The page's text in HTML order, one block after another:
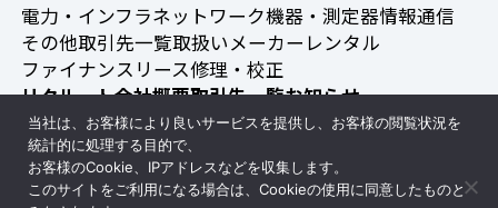
電力・インフラネットワーク機器・測定器情報通信
その他取引先一覧取扱いメーカー レンタル
ファイナンスリース修理・校正
リクルート会社概要取引先一覧お知らせ
プライバシーポリシー
当社は、お客様により良いサービスを提供し、お客様の閲覧状況を
統計的に処理する目的で、
お客様のCookie、IPアドレスなどを収集します。
このサイトをご利用になる場合は、Cookieの使用に同意したものと